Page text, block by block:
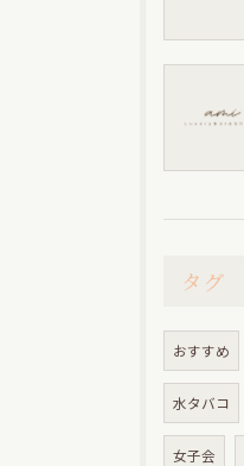
タグ
おすすめ
水タバコ
女子会